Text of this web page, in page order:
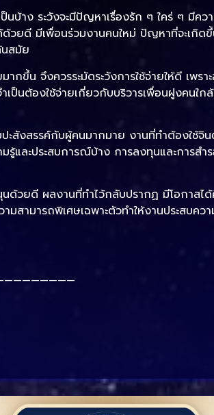
ป็นบ้าง ระวังจะมีปัญหาเรื่องรัก ๆ ใคร่ ๆ มี
ด้วยดี มีเพื่อนร่วมงานคนใหม่ ปัญหาที่จะเกิด
สมัย
กขึ้น จึงควรระมัดระวังการใช้จ่ายให้ดี เพรา
ป็นต้องใช้จ่ายเกี่ยวกับบริวารเพื่อนฝูงคนใ
สังสรรค์กับผู้คนมากมาย งานที่ทำต้องใช้จิน
มรู้และประสบการณ์บ้าง การลงทุนและกา
นด้วยดี ผลงานที่ทำไว้กลับปรากฏ มีโอกาสไ
สามารถพิเศษเฉพาะตัวทำให้งานประสบค